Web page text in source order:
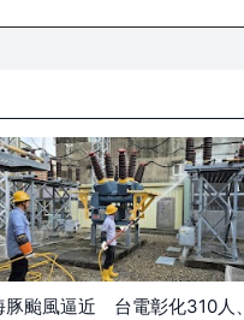
豚颱風逼近 台電彰化310人、